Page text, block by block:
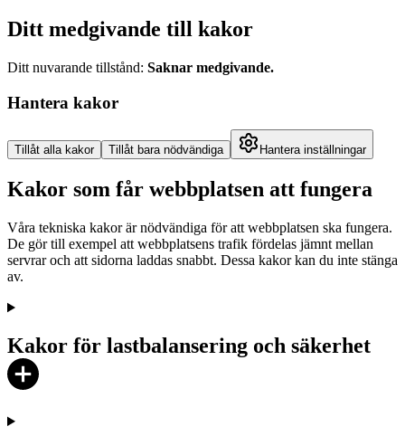
Ditt medgivande till kakor
Ditt nuvarande tillstånd: Saknar medgivande.
Hantera kakor
Tillåt alla kakor Tillåt bara nödvändiga Hantera inställningar
Kakor som får webbplatsen att fungera
Våra tekniska kakor är nödvändiga för att webbplatsen ska fungera.
De gör till exempel att webbplatsens trafik fördelas jämnt mellan
servrar och att sidorna laddas snabbt. Dessa kakor kan du inte stänga
av.
Kakor för lastbalansering och säkerhet